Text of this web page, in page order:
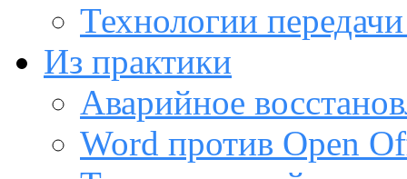
Технологии
Из практики
Аварийное
Word против Open